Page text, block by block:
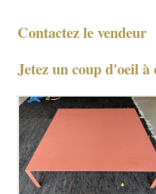
Contactez le vendeur
Jetez un coup d'oeil à